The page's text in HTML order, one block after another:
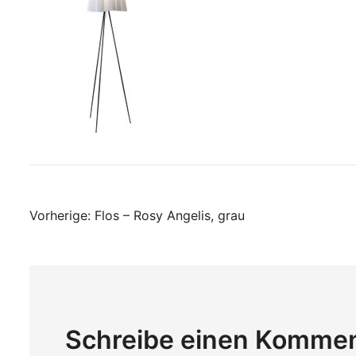
Beitragsnavigation
Vorherige: Flos – Rosy Angelis, grau
Schreibe einen